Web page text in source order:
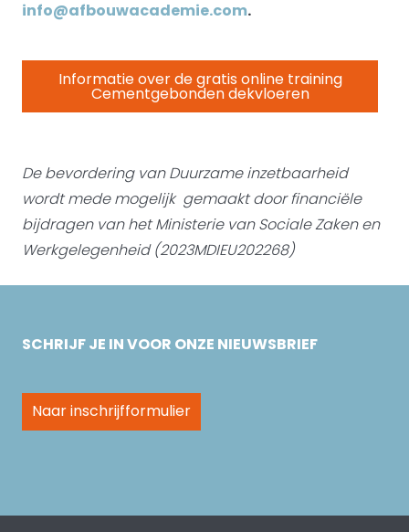
info@afbouwacademie.com.
Informatie over de gratis online training
Cementgebonden dekvloeren
De bevordering van Duurzame inzetbaarheid
wordt mede mogelijk gemaakt doorfinanciële
bijdragen van het Ministerie van Sociale Zaken en
Werkgelegenheid (2023MDIEU202268)
SCHRIJF JE IN VOOR ONZE NIEUWSBRIEF
Naar inschrijfformulier